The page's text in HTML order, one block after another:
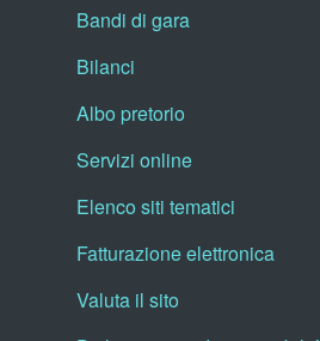
Bandi di gara
Bilanci
Albo pretorio
Servizi online
Elenco siti tematici
Fatturazione elettronica
Valuta il sito